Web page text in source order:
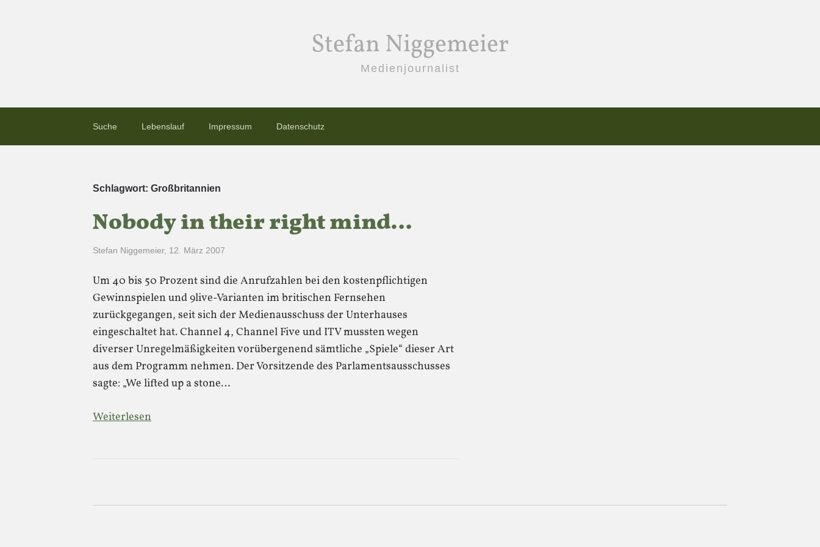
Stefan Niggemeier
Medienjournalist
Suche Lebenslauf Impressum Datenschutz
Schlagwort: Großbritannien
Nobody in their right mind…
Stefan Niggemeier, 12. März 2007
Um 40 bis 50 Prozent sind die Anrufzahlen bei den kostenpflichtigen
Gewinnspielen und 9live-Varianten im britischen Fernsehen
zurückgegangen, seit sich der Medienausschuss der Unterhauses
eingeschaltet hat. Channel 4, Channel Five und ITV mussten wegen
diverser Unregelmäßigkeiten vorübergenend sämtliche „Spiele“ dieser Art
aus dem Programm nehmen. Der Vorsitzende des Parlamentsausschusses
sagte: „We lifted up a stone…
Weiterlesen